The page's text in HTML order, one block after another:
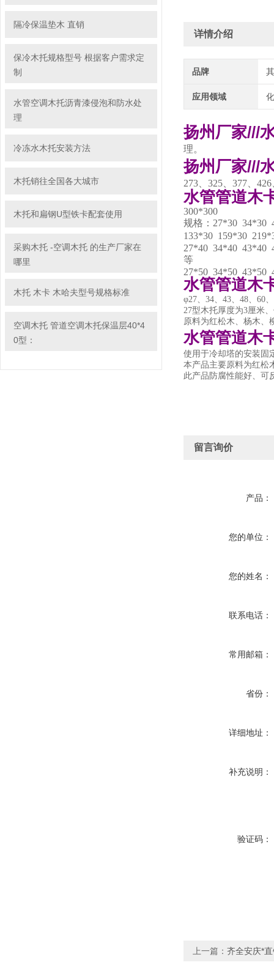
隔冷保温垫木 直销
保冷木托规格型号 根据客户需求定
制
水管空调木托沥青漆侵泡和防水处
理
冷冻水木托安装方法
木托销往全国各大城市
木托和扁钢U型铁卡配套使用
采购木托 -空调木托 的生产厂家在
哪里
木托 木卡 木哈夫型号规格标准
空调木托 管道空调木托保温层40*4
0型：
详情介绍
品牌
应用领域
扬州厂家///
理。
扬州厂家///
273、325、377、
水管管道木
300*300
规格：27*30 34*30
133*30 159*30
27*40 34*40 43*40
等
27*50 34*50 43*50
水管管道木
φ27、34、43、48、60
27型木托厚度为3厘米
原料为红松木、杨木、
水管管道木
使用于冷却塔的安装固
本产品主要原料为红松
此产品防腐性能好、可
留言询价
产品：
您的单位：
您的姓名：
联系电话：
常用邮箱：
省份：
详细地址：
补充说明：
验证码：
上一篇： 齐全安庆*